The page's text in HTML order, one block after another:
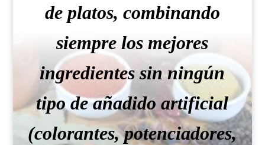
de platos, combinando
siempre los mejores
ingredientes sin ningún
tipo de añadido artificial
(colorantes, potenciadores,